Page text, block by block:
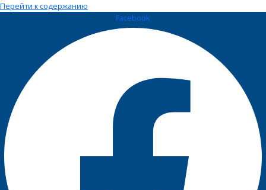
Перейти к содержанию
Facebook